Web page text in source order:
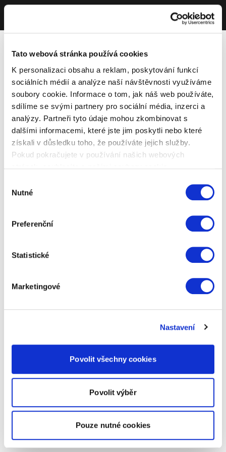
Tato webová stránka používá cookies
K personalizaci obsahu a reklam, poskytování funkcí
sociálních médií a analýze naší návštěvnosti využíváme
soubory cookie. Informace o tom, jak náš web používáte,
sdílíme se svými partnery pro sociální média, inzerci a
analýzy. Partneři tyto údaje mohou zkombinovat s
dalšími informacemi, které jste jim poskytli nebo které
získali v důsledku toho, že používáte jejich služby.
Pokud pokračujete v používání našich webových
souhlasu
Nutné
Preferenční
Statistické
Marketingové
Nastavení
Povolit všechny cookies
Povolit výběr
Pouze nutné cookies